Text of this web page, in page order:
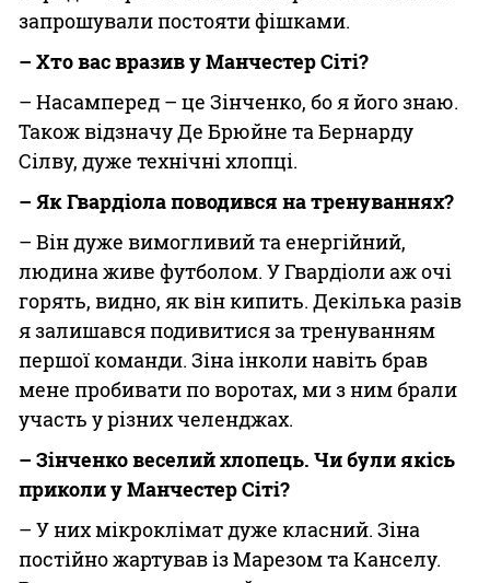
запрошували постояти фішками.
– Хто вас вразив у Манчестер Сіті?
– Насамперед – це Зінченко, бо я його знаю.
Також відзначу Де Брюйне та Бернарду
Сілву, дуже технічні хлопці.
– Як Гвардіола поводився на тренуваннях?
– Він дуже вимогливий та енергійний,
людина живе футболом. У Гвардіоли аж очі
горять, видно, як він кипить. Декілька разів
я залишався подивитися за тренуванням
першої команди. Зіна інколи навіть брав
мене пробивати по воротах, ми з ним брали
участь у різних челенджах.
– Зінченко веселий хлопець. Чи були якісь
приколи у Манчестер Сіті?
– У них мікроклімат дуже класний. Зіна
постійно жартував із Марезом та Канселу.